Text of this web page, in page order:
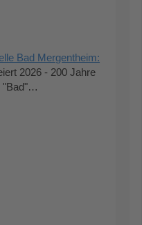
Bad Mergentheim:
2026 - 200 Jahre
"Bad"…